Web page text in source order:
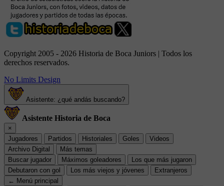
Copyright 2005 - 2026 Historia de Boca Juniors | Todos los
derechos reservados.
No Limits Design
Asistente: ¿qué andás buscando?
Asistente Historia de Boca
×
Jugadores
Partidos Historiales Goles
Videos
Archivo Digital
Más temas
Buscar jugador
Máximos goleadores
Los que más jugaron
Debutaron con gol
Los más viejos y jóvenes
Extranjeros
← Menú principal